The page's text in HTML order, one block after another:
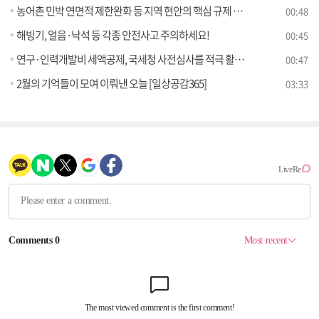
농어촌 민박 연면적 제한완화 등 지역 현안의 핵심 규제 개선 00:48
해빙기, 얼음·낙석 등 각종 안전사고 주의하세요! 00:45
연구·인력개발비 세액공제, 국세청 사전심사를 적극 활용하세요! 00:47
2월의 기억들이 모여 이뤄낸 오늘 [일상공감365] 03:33